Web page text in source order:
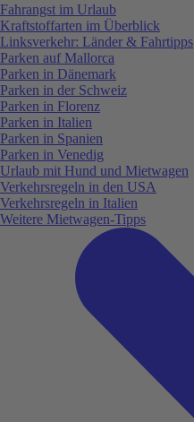
Fahrangst im Urlaub
Kraftstoffarten im Überblick
Linksverkehr: Länder & Fahrtipps
Parken auf Mallorca
Parken in Dänemark
Parken in der Schweiz
Parken in Florenz
Parken in Italien
Parken in Spanien
Parken in Venedig
Urlaub mit Hund und Mietwagen
Verkehrsregeln in den USA
Verkehrsregeln in Italien
Weitere Mietwagen-Tipps